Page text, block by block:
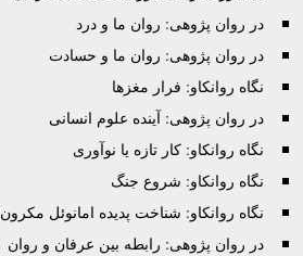
در روان پژوهی: روان ما و درد
در روان پژوهی: روان ما و حسادت
نگاه روانکاو: فرار مغزها
در روان پژوهی: آینده علوم انسانی
نگاه روانکاو: کار تازه یا نوآوری
نگاه روانکاو: شروع جنگ
نگاه روانکاو: شناخت پدیده امانوئل مکرون ۲
در روان پژوهی: رابطه بین عرفان و روان ۱